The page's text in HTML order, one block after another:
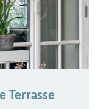
Terrasse